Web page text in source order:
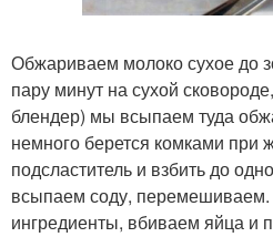
Обжариваем молоко сухое до
пару минут на сухой
блендер) мы всыпаем туда
немного берется комками при
подсластитель и взбить до
всыпаем соду,
ингредиенты, вбиваем яйца и